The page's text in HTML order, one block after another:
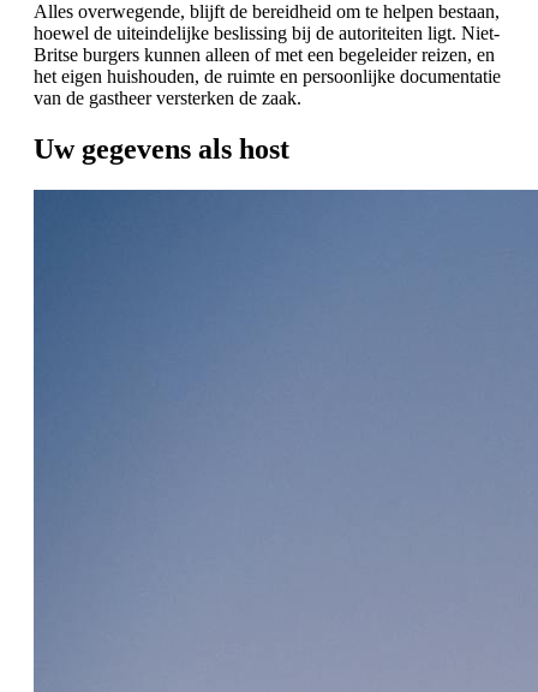
Alles overwegende, blijft de bereidheid om te helpen bestaan,
hoewel de uiteindelijke beslissing bij de autoriteiten ligt. Niet-
Britse burgers kunnen alleen of met een begeleider reizen, en
het eigen huishouden, de ruimte en persoonlijke documentatie
van de gastheer versterken de zaak.
Uw gegevens als host